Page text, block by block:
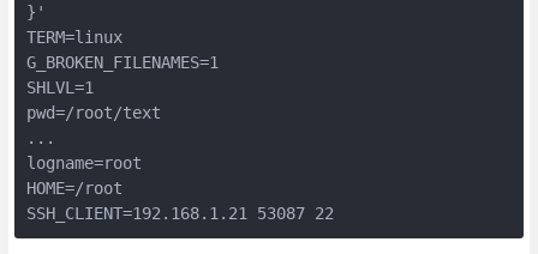
}'
TERM=linux
G_BROKEN_FILENAMES=1
SHLVL=1
pwd=/root/text
...
logname=root
HOME=/root
SSH_CLIENT=192.168.1.21 53087 22